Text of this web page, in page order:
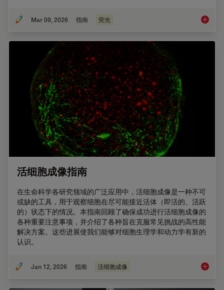
Mar 09, 2026 指南 荧光 显微镜
活细胞成像指南
在生命科学各研究领域的广泛应用中，活细胞成像是一种不可
或缺的工具，用于观察细胞在尽可能接近活体（即活的、活跃
的）状态下的情况。本指南回顾了确保成功进行活细胞成像的
各种重要注意事项，并介绍了各种旨在克服常见挑战的高性能
解决方案。这些进展使我们能够对细胞生理学和动力学有新的
认识。
Jan 12, 2026 指南 活细胞成像 活细胞